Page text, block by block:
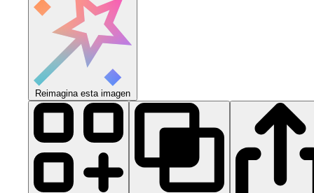
Reimagina esta imagen